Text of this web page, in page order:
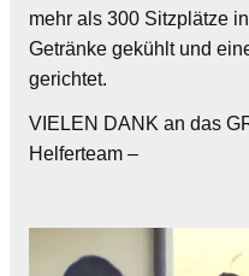
mehr als 300 Sitzplätze
Getränke gekühlt und
gerichtet.
VIELEN DANK an das
Helferteam –